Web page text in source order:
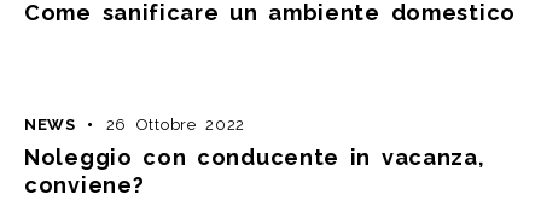
Come sanificare un ambiente domestico
NEWS 26 Ottobre 2022
Noleggio con conducente in vacanza,
conviene?